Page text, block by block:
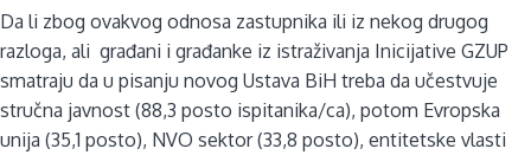
Da li zbog ovakvog odnosa zastupnika ili iz nekog drugog
razloga, ali građani i građanke iz istraživanja Inicijative GZUP
smatraju da u pisanju novog Ustava BiH treba da učestvuje
stručna javnost (88,3 posto ispitanika/ca), potom Evropska
unija (35,1 posto), NVO sektor (33,8 posto), entitetske vlasti